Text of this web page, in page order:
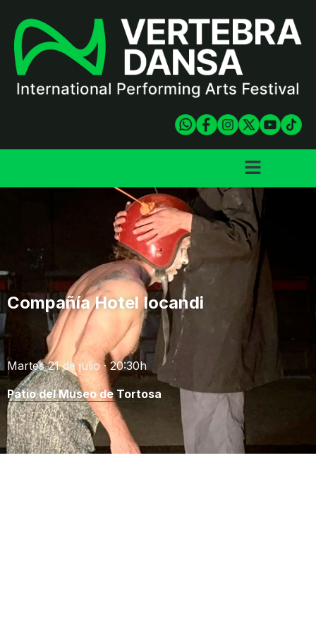
Compañía Hotel Iocandi
Martes 21 de julio · 20:30h
Patio del Museo de Tortosa